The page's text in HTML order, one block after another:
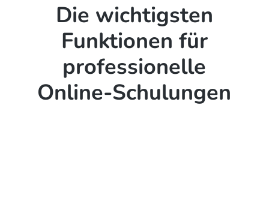
Die wichtigsten
Funktionen für
professionelle
Online-Schulungen